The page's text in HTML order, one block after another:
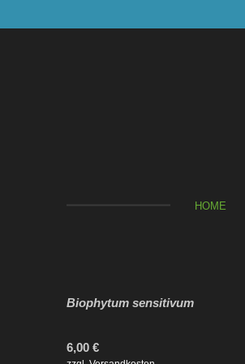
Hauptinhalt
HOME
Biophytum sensitivum
6,00 €